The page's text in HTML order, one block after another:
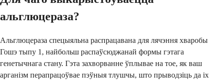
альглюцераза?
Альглюцераза спецыяльна распрацавана для лячэння хваробы
Гошэ тыпу 1, найбольш распаўсюджанай формы гэтага
генетычнага стану. Гэта захворванне ўплывае на тое, як ваш
арганізм перапрацоўвае пэўныя тлушчы, што прыводзіць да іх